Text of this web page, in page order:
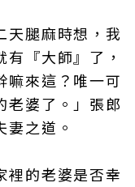
天腿麻時想，我
『大師』了，
嘛來這？唯一可
老婆了。」張郎
之道。
裡的老婆是否幸